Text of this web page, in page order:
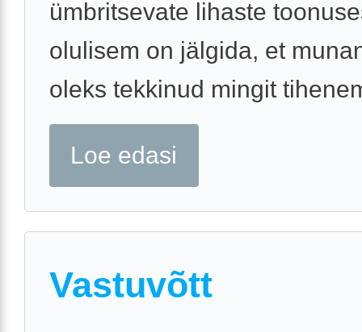
ümbritsevate lihaste
olulisem on jälgida, et
oleks tekkinud mingit
Loe edasi
Vastuvõtt